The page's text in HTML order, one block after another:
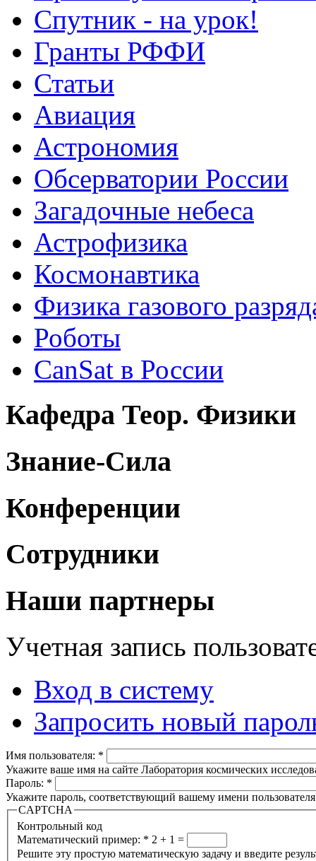
Спутник - на урок!
Гранты РФФИ
Статьи
Авиация
Астрономия
Обсерватории России
Загадочные небеса
Астрофизика
Космонавтика
Физика газового
Роботы
CanSat в России
Кафедра Теор. Физики
Знание-Сила
Конференции
Сотрудники
Наши партнеры
Учетная запись
Вход в систему
Запросить новый
Имя пользователя: *
Укажите ваше имя на сайте Лаборатория космических
Пароль: *
Укажите пароль, соответствующий вашему имени
CAPTCHA
Контрольный код
Математический пример: * 2 + 1 =
Решите эту простую математическую задачу и введите